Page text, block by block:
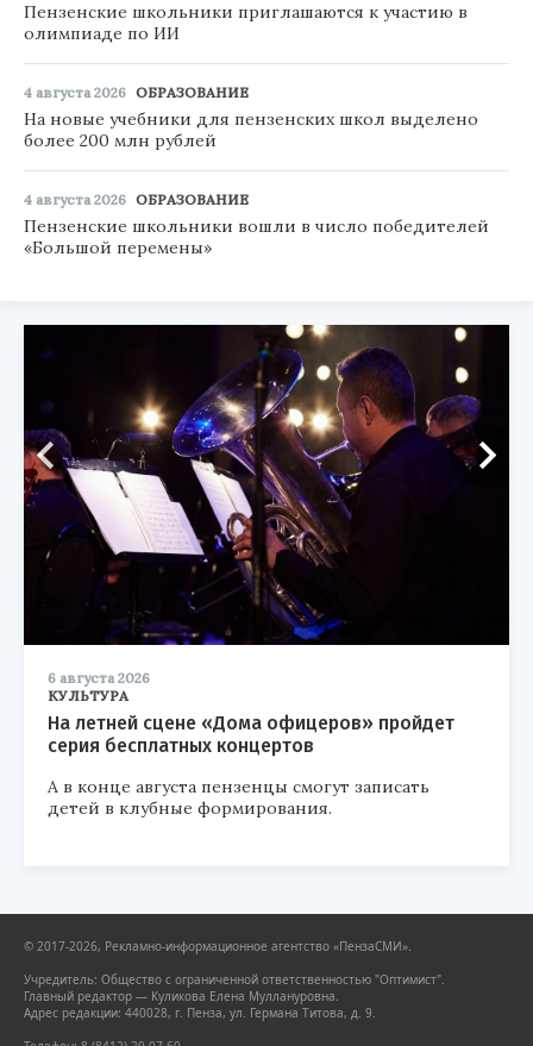
Пензенские школьники приглашаются к участию в
олимпиаде по ИИ
4 августа 2026 ОБРАЗОВАНИЕ
На новые учебники для пензенских школ выделено
более 200 млн рублей
4 августа 2026 ОБРАЗОВАНИЕ
Пензенские школьники вошли в число победителей
«Большой перемены»
6 августа 2026
КУЛЬТУРА
На летней сцене «Дома офицеров» пройдет
серия бесплатных концертов
А в конце августа пензенцы смогут записать
детей в клубные формирования.
© 2017-2026, Рекламно-информационное агентство «ПензаСМИ».
Учредитель: Общество с ограниченной ответственностью "Оптимист".
Главный редактор — Куликова Елена Муллануровна.
Адрес редакции: 440028, г. Пенза, ул. Германа Титова, д. 9.